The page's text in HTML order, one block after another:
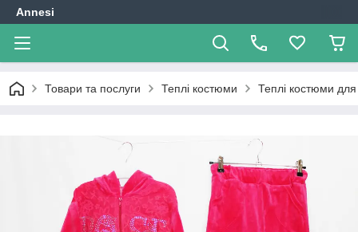
Annesi
Товари та послуги Теплі костюми Теплі костюми для